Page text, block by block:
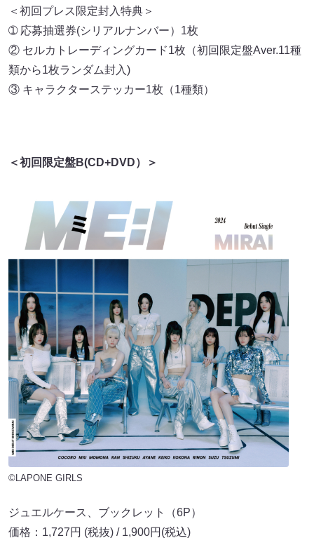
＜初回プレス限定封入特典＞
➀ 応募抽選券(シリアルナンバー）1枚
② セルカトレーディングカード1枚（初回限定盤Aver.11種
類から1枚ランダム封入)
③ キャラクターステッカー1枚（1種類）
＜初回限定盤B(CD+DVD）＞
©LAPONE GIRLS
ジュエルケース、ブックレット（6P）
価格：1,727円 (税抜) / 1,900円(税込)